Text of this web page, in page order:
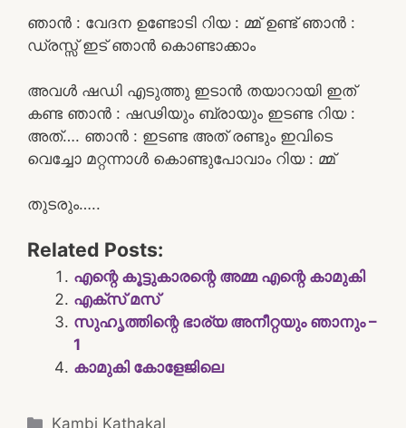
ഞാൻ : വേദന ഉണ്ടോടി റിയ : മ്മ് ഉണ്ട് ഞാൻ :
ഡ്രസ്സ് ഇട് ഞാൻ കൊണ്ടാക്കാം
അവൾ ഷഡി എടുത്തു ഇടാൻ തയാറായി ഇത്
കണ്ട ഞാൻ : ഷഢിയും ബ്രായും ഇടണ്ട റിയ :
അത്…. ഞാൻ : ഇടണ്ട അത് രണ്ടും ഇവിടെ
വെച്ചോ മറ്റന്നാൾ കൊണ്ടുപോവാം റിയ : മ്മ്
തുടരും…..
Related Posts:
എന്റെ കൂട്ടുകാരന്റെ അമ്മ എന്റെ കാമുകി
എക്സ് മസ്
സുഹൃത്തിന്റെ ഭാര്യ അനീറ്റയും ഞാനും –
1
കാമുകി കോളേജിലെ
Categories
Kambi Kathakal